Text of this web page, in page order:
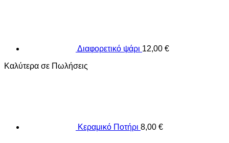
Διαφορετικό ψάρι 12,00 €
Καλύτερα σε Πωλήσεις
Κεραμικό Ποτήρι 8,00 €